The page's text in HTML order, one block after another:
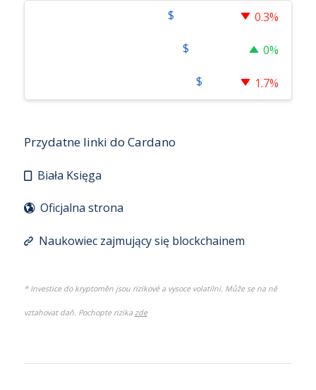
$ 0.3%
$ 0%
$ 1.7%
Przydatne linki do Cardano
Biała Księga
Oficjalna strona
Naukowiec zajmujący się blockchainem
* Investice do kryptoměn jsou rizikové a vysoce volatilní. Může se na ně
vztahovat daň. Pochopte rizika zde